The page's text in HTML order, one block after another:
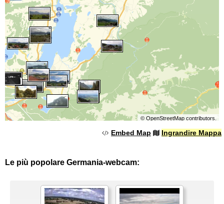
© OpenStreetMapcontributors.
Embed Map Ingrandire Mappa
Le più popolare Germania-webcam: